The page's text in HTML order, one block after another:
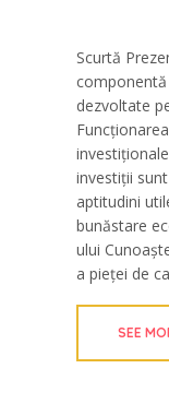
Scurtă
dezvoltate
investiții
aptitudini
bunăstare
ului
a pieței de
SEE